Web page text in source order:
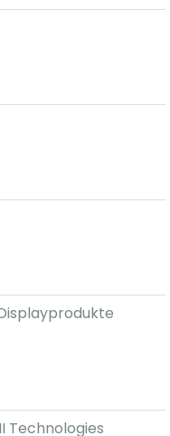
Technologies